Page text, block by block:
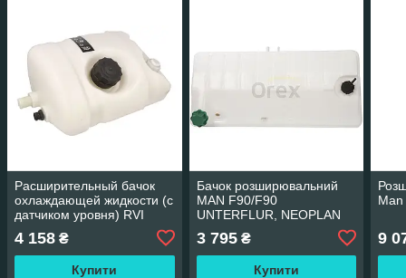
Расширительный бачок
охлаждающей жидкости (с
датчиком уровня) RVI
MIDLUM, PREMIUM
THERMOTEC DBRE003TT
4 158 ₴
Купити
Бачок розширювальний
MAN F90/F90
UNTERFLUR, NEOPLAN
3 795₴
Купити
9